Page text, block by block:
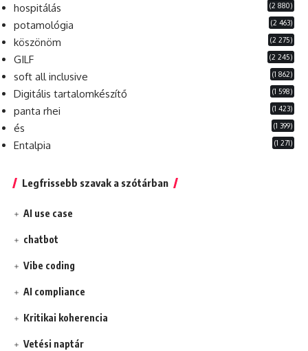
hospitálás (2 880)
potamológia (2 463)
köszönöm (2 275)
GILF (2 245)
soft all inclusive (1 862)
Digitális tartalomkészítő (1 598)
panta rhei (1 423)
és (1 399)
Entalpia (1 271)
Legfrissebb szavak a szótárban
AI use case
chatbot
Vibe coding
AI compliance
Kritikai koherencia
Vetési naptár